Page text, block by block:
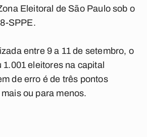
Eleitoral de São Paulo sob o
SPPE.
entre 9 a 11 de setembro, o
eleitores na capital
de erro é de três pontos
ou para menos.